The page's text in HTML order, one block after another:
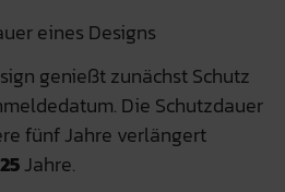
eines Designs
genießt zunächst Schutz
Die Schutzdauer
fünf Jahre verlängert
25Jahre.